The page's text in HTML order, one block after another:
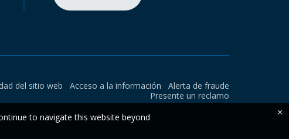
del sitio web Acceso a la información
Alerta de fraude
Presente un reclamo
to navigate this website beyond
×